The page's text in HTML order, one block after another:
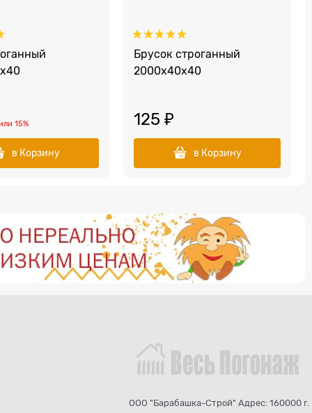
15%
в Корзину
Брусок строганный
2000x40х40
125 ₽
в Корзину
ООО "Барабашка-Строй" Адрес: 160000 г.